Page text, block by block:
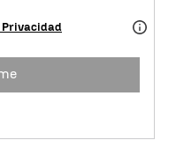
Privacidad